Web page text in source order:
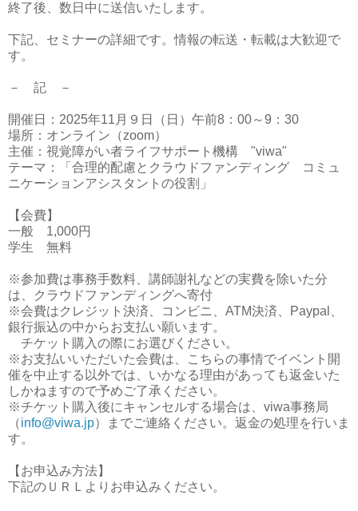
終了後、数日中に送信いたします。
下記、セミナーの詳細です。情報の転送・転載は大歓迎で
す。
－ 記 －
開催日：2025年11月９日（日）午前8：00～9：30
場所：オンライン（zoom）
主催：視覚障がい者ライフサポート機構 "viwa"
テーマ：「合理的配慮とクラウドファンディング コミュ
ニケーションアシスタントの役割」
【会費】
一般 1,000円
学生 無料
※参加費は事務手数料、講師謝礼などの実費を除いた分
は、クラウドファンディングへ寄付
※会費はクレジット決済、コンビニ、ATM決済、Paypal、
銀行振込の中からお支払い願います。
チケット購入の際にお選びください。
※お支払いいただいた会費は、こちらの事情でイベント開
催を中止する以外では、いかなる理由があっても返金いた
しかねますので予めご了承ください。
※チケット購入後にキャンセルする場合は、viwa事務局
（info@viwa.jp）までご連絡ください。返金の処理を行いま
す。
【お申込み方法】
下記のＵＲＬよりお申込みください。